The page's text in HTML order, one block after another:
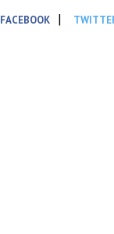
FACEBOOK |